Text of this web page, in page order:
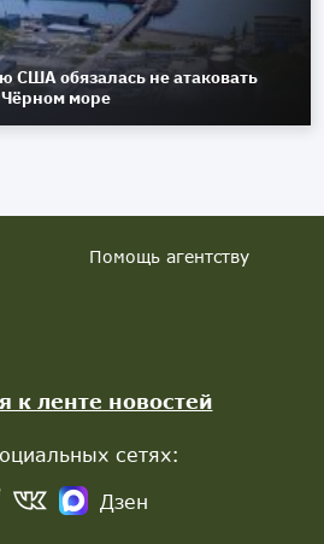
США обязалась не атаковать
Чёрном море
Помощь агентству
к ленте новостей
сетях:
Дзен